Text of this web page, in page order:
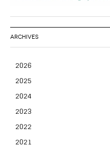
ARCHIVES
2026
2025
2024
2023
2022
2021